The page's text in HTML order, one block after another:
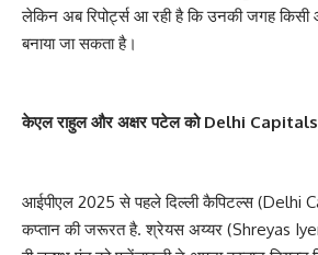
लेकिन अब रिपोर्ट्स आ रही है कि उनकी जगह किसी
बनाया जा सकता है।
केएल राहुल और अक्षर पटेल को Delhi Capitals
आईपीएल 2025 से पहले दिल्ली कैपिटल्स (Delhi
कप्तान की जरूरत है. श्रेयस अय्यर (Shreyas